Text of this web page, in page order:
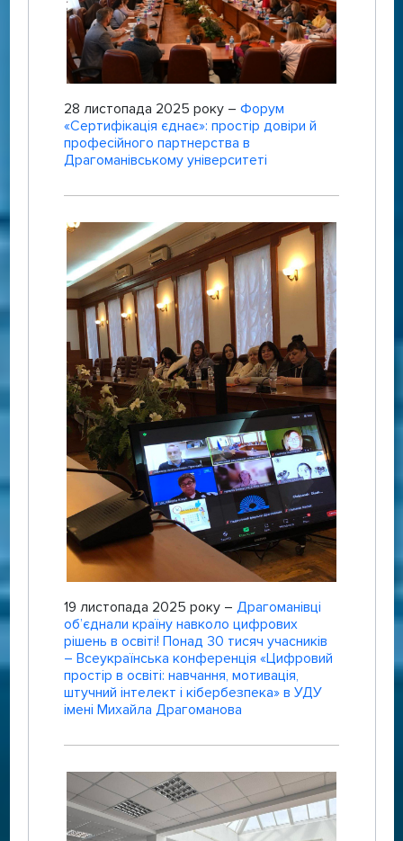
28 листопада 2025 року – Форум
«Сертифікація єднає»: простір довіри й
професійного партнерства в
Драгоманівському університеті
19 листопада 2025 року – Драгоманівці
об’єднали країну навколо цифрових
рішень в освіті! Понад 30 тисяч учасників
– Всеукраїнська конференція «Цифровий
простір в освіті: навчання, мотивація,
штучний інтелект і кібербезпека» в УДУ
імені Михайла Драгоманова